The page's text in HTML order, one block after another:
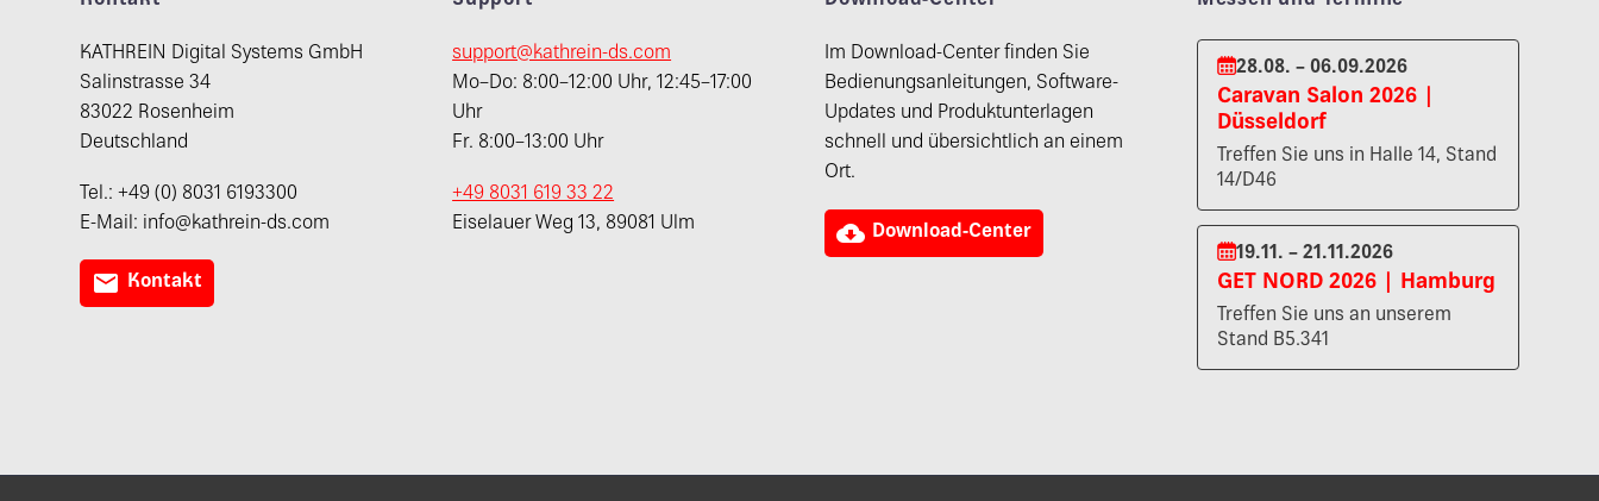
KATHREIN Digital Systems GmbH
Salinstrasse 34
83022 Rosenheim
Deutschland
Tel.: +49 (0) 8031 6193300
E-Mail: info@kathrein-ds.com
 Kontakt
support@kathrein-ds.com
Mo–Do: 8:00–12:00 Uhr, 12:45–17:00
Uhr
Fr. 8:00–13:00 Uhr
+49 8031 619 33 22
Eiselauer Weg 13, 89081 Ulm
Im Download-Center finden Sie
Bedienungsanleitungen, Software-
Updates und Produktunterlagen
schnell und übersichtlich an einem
Ort.
 Download-Center
28.08. – 06.09.2026
Caravan Salon 2026 |
Düsseldorf
Treffen Sie uns in Halle 14, Stand
14/D46
19.11. – 21.11.2026
GET NORD 2026 | Hamburg
Treffen Sie uns an unserem
Stand B5.341